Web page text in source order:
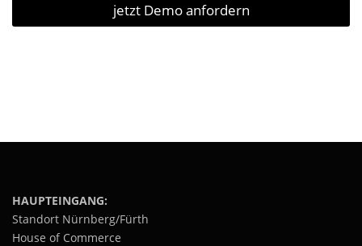
jetzt Demo anfordern
HAUPTEINGANG:
Standort Nürnberg/Fürth
House of Commerce